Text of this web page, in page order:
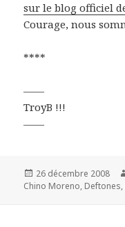
sur le blog officiel
Courage, nous
****
——
TroyB !!!
——
Publié
le
26 décembre 2008
Chino Moreno, Deftones,